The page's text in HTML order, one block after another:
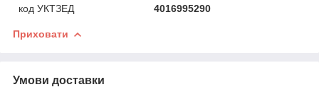
код УКТЗЕД
4016995290
Приховати
Умови доставки